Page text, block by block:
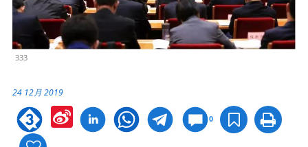
333
24 12月 2019
Sina
Weibo
0